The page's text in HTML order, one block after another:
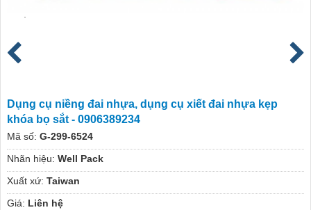
Dụng cụ niềng đai nhựa, dụng cụ xiết đai nhựa kẹp
khóa bọ sắt - 0906389234
Mã số: G-299-6524
Nhãn hiệu: Well Pack
Xuất xứ: Taiwan
Giá: Liên hệ